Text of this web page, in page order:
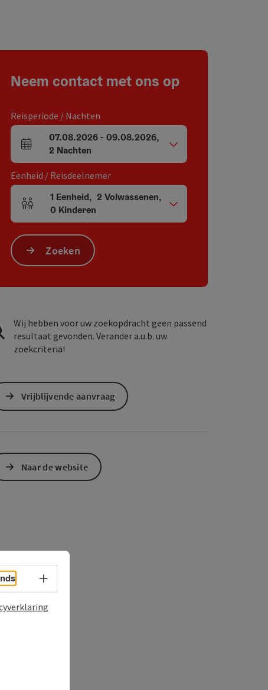
Maps
Apple Maps
Neem contact met ons op
Reisperiode / Nachten
Velden voor aankomst en vertrek
07.08.2026- 09.08.2026,
2 Nachten
Eenheid / Reisdeelnemer
Aantal eenheden en persoonsvelden
1 Eenheid, 2 Volwassenen,
0 Kinderen
Zoeken
Wij hebben voor uw zoekopdracht geen passend
resultaat gevonden. Verander a.u.b. uw
zoekcriteria!
Vrijblijvende aanvraag
Naar de website
Taalkeuze - menu openen